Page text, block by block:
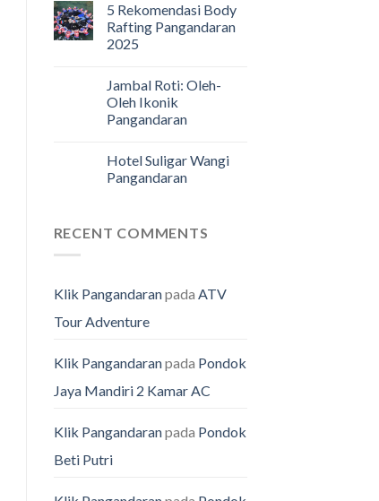
5 Rekomendasi Body
Rafting Pangandaran
2025
Jambal Roti: Oleh-
Oleh Ikonik
Pangandaran
Hotel Suligar Wangi
Pangandaran
RECENT COMMENTS
Klik Pangandaranpada ATV
Tour Adventure
Klik Pangandaranpada Pondok
Jaya Mandiri 2 Kamar AC
Klik Pangandaranpada Pondok
Beti Putri